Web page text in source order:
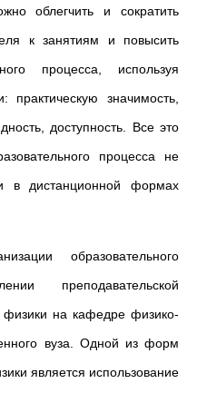
облегчить и сократить
к занятиям и повысить
процесса, используя
практическую значимость,
доступность. Все это
процесса не
в дистанционной формах
образовательного
преподавательской
физики на кафедре физико-
вуза. Одной из форм
является использование